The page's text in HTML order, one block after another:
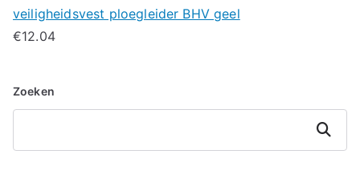
veiligheidsvest ploegleider BHV geel
€12.04
Zoeken
Zoeken